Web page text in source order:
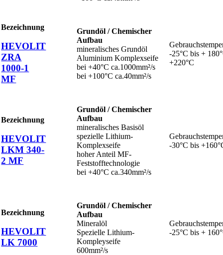
Bezeichnung
HEVOLIT
ZRA
1000-1
MF
Grundöl / Chemischer
Aufbau
mineralisches Grundöl
Aluminium Komplexseife
bei +40°C ca.1000mm²/s
bei +100°C ca.40mm²/s
-25°C bis +
+220°C
Bezeichnung
HEVOLIT
LKM 340-
2 MF
Grundöl / Chemischer
Aufbau
mineralisches Basisöl
spezielle Lithium-
Komplexseife
hoher Anteil MF-
Feststofftechnologie
bei +40°C ca.340mm²/s
-30°C bis
Bezeichnung
HEVOLIT
LK 7000
Grundöl / Chemischer
Aufbau
Mineralöl
Spezielle Lithium-
Kompleyseife
600mm²/s
-25°C bis +